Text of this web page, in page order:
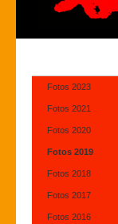
Fotos 2023
Fotos 2021
Fotos 2020
Fotos 2019
Fotos 2018
Fotos 2017
Fotos 2016